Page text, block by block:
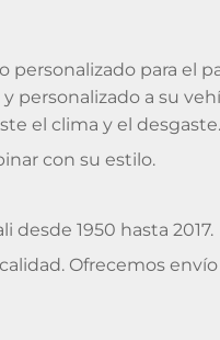
para el
personalizado a su
el clima y el desgaste.
con su estilo.
desde 1950 hasta 2017.
Ofrecemos